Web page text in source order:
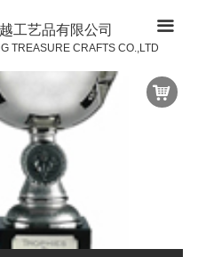
工艺品有限公司
TREASURE CRAFTS CO.,LTD
끀
낙